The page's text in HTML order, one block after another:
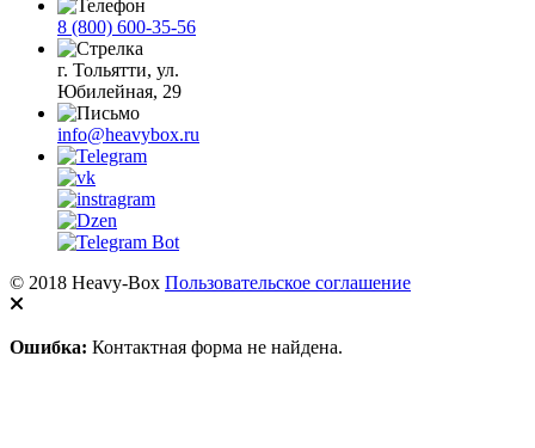
8 (800) 600-35-56
г. Тольятти, ул.
Юбилейная, 29
info@heavybox.ru
© 2018 Heavy-Box Пользовательское соглашение
Ошибка: Контактная форма не найдена.